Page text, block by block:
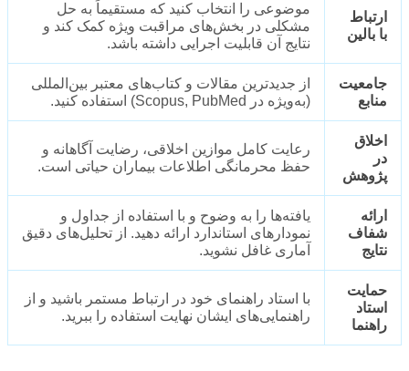
ارتباط
با بالین
موضوعی را انتخاب کنید که مستقیماً به حل
مشکلی در بخش‌های مراقبت ویژه کمک کند و
نتایج آن قابلیت اجرایی داشته باشد.
جامعیت
منابع
از جدیدترین مقالات و کتاب‌های معتبر بین‌المللی
(به‌ویژه در Scopus, PubMed) استفاده کنید.
اخلاق
در
پژوهش
رعایت کامل موازین اخلاقی، رضایت آگاهانه و
حفظ محرمانگی اطلاعات بیماران حیاتی است.
ارائه
شفاف
نتایج
یافته‌ها را به وضوح و با استفاده از جداول و
نمودارهای استاندارد ارائه دهید. از تحلیل‌های دقیق
آماری غافل نشوید.
حمایت
استاد
راهنما
با استاد راهنمای خود در ارتباط مستمر باشید و از
راهنمایی‌های ایشان نهایت استفاده را ببرید.